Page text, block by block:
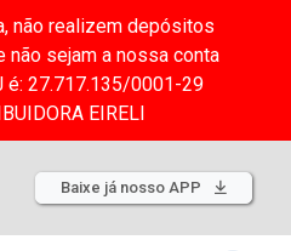
não realizem depósitos
não sejam a nossa conta
é: 27.717.135/0001-29
EIRELI
Baixe já nosso APP